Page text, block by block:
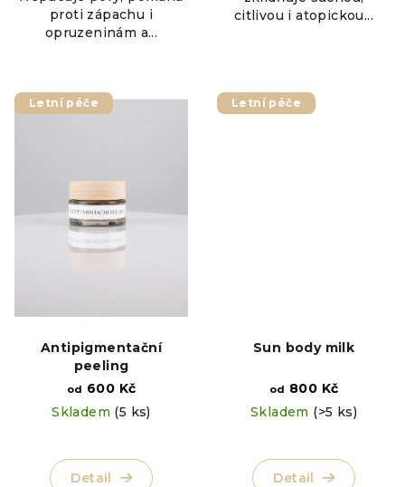
proti zápachu i
opruzeninám a...
citlivou i atopickou...
Letní péče
Antipigmentační
peeling
od 600 Kč
Skladem (5 ks)
Detail
Letní péče
Sun body milk
od 800 Kč
Skladem (>5 ks)
Detail